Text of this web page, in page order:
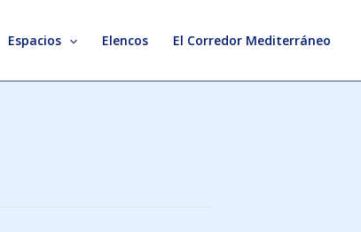
Espacios Elencos El Corredor Mediterráneo